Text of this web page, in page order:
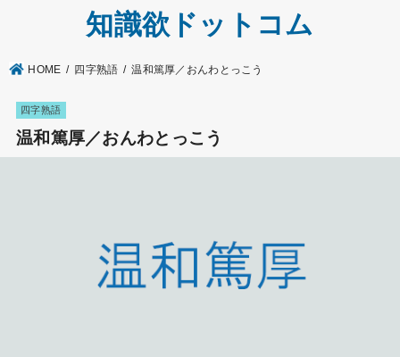
知識欲ドットコム
HOME 四字熟語 温和篤厚／おんわとっこう
四字熟語
温和篤厚／おんわとっこう